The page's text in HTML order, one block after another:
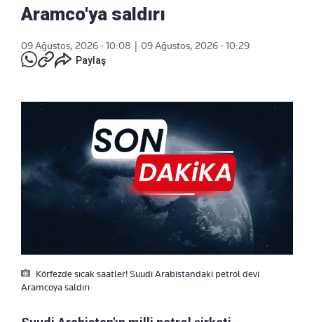
Aramco'ya saldırı
09 Ağustos, 2026 - 10:08
09 Ağustos, 2026 - 10:29
Paylaş
Körfezde sıcak saatler! Suudi Arabistandaki petrol devi
Aramcoya saldırı